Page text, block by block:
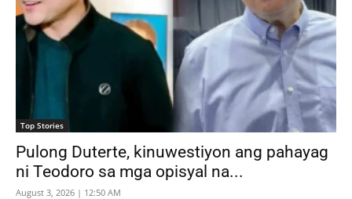
Top Stories
Pulong Duterte, kinuwestiyon ang pahayag
ni Teodoro sa mga opisyal na...
August 3, 2026 | 12:50 AM